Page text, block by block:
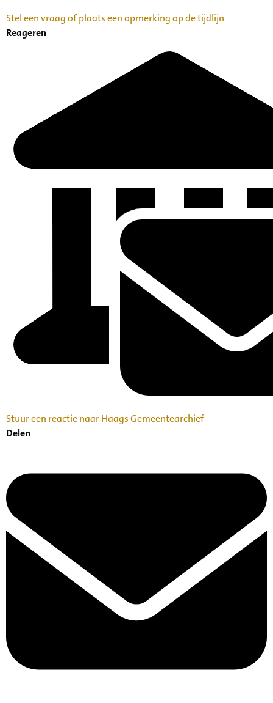
Stel een vraag of plaats een opmerking op de tijdlijn
Reageren
Stuur een reactie naar Haags Gemeentearchief
Delen